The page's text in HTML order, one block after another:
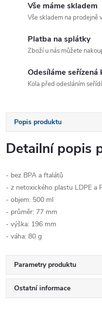
Vše máme skladem
Vše skladem na prodejně
Platba na splátky
Zboží u nás můžete
Odesíláme seřízená
Kola před odesláním
Popis produktu
Detailní popis
- bez BPA a ftalátů
- z netoxického plastu LDPE a
- objem: 500 ml
- průměr: 77 mm
- výška: 196 mm
- váha: 80 g
Parametry produktu
Ostatní informace